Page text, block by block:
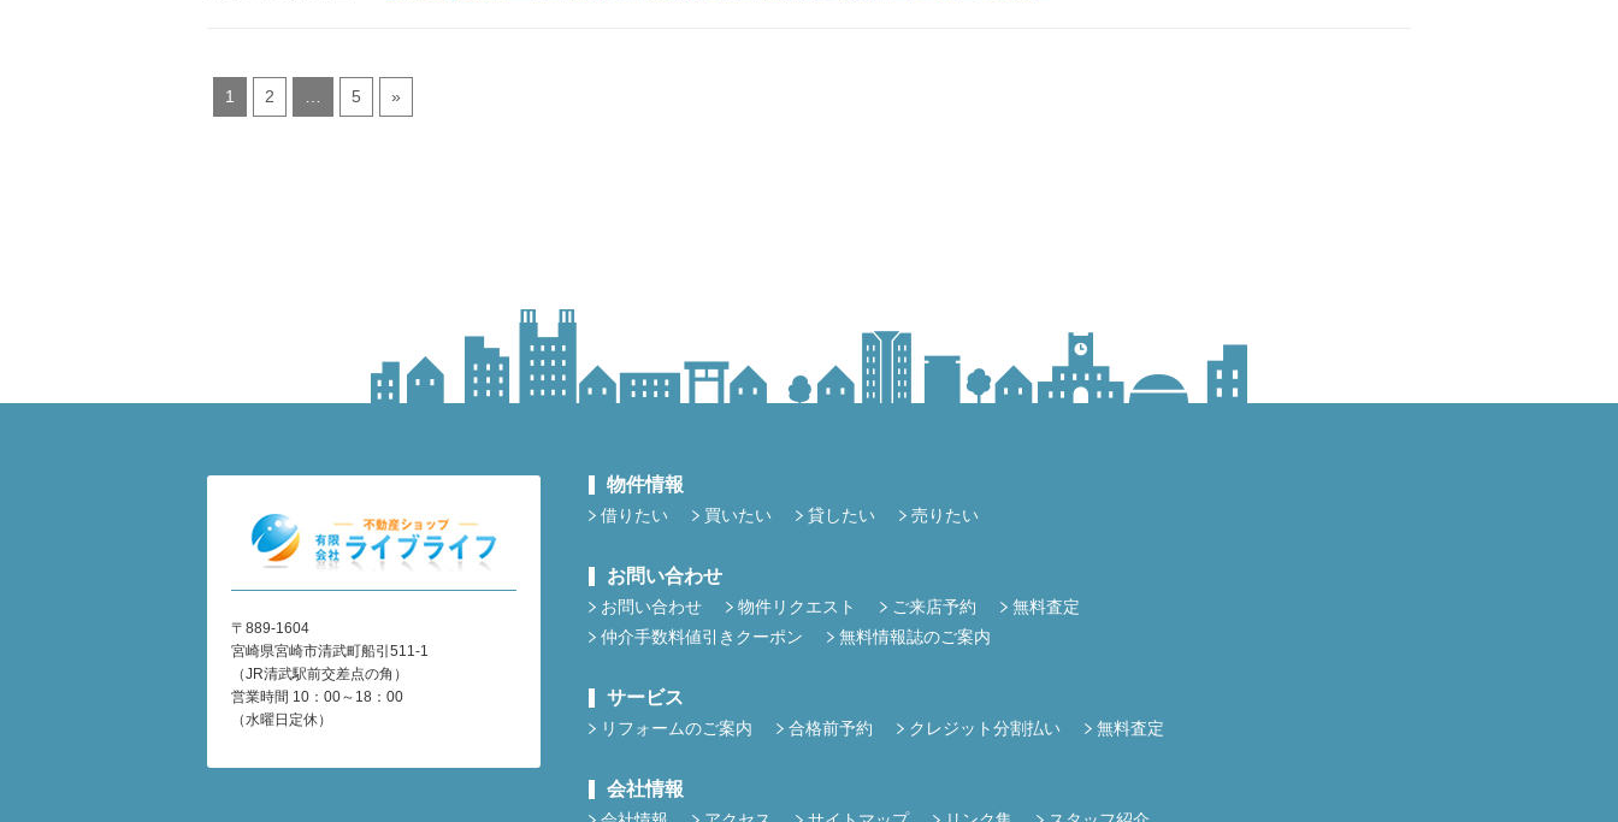
1 2 5 »
〒889-1604
宮崎県宮崎市清武町船引511-1
（JR清武駅前交差点の角）
営業時間 10：00～18：00
（水曜日定休）
物件情報
借りたい 買いたい 貸したい 売りたい
お問い合わせ
お問い合わせ 物件リクエスト ご来店予約
無料査定
仲介手数料値引きクーポン
無料情報誌のご案内
サービス
リフォームのご案内 合格前予約 クレジット分割払い 無料査定
会社情報